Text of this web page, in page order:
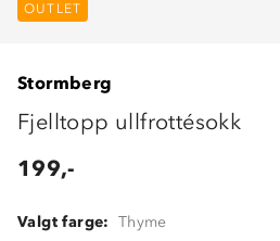
OUTLET
Stormberg
Fjelltopp ullfrottésokk
199,-
Valgt farge: Thyme